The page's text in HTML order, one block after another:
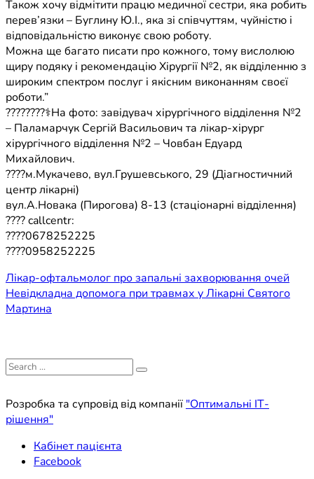
Також хочу відмітити працю медичної сестри, яка робить
перев’язки – Буглину Ю.І., яка зі співчуттям, чуйністю і
відповідальністю виконує свою роботу.
Можна ще багато писати про кожного, тому вислолюю
щиру подяку і рекомендацію Хірургії №2, як відділенню з
широким спектром послуг і якісним виконанням своєї
роботи.”
????????‍⚕️На фото: завідувач хірургічного відділення №2
– Паламарчук Сергій Васильович та лікар-хірург
хірургічного відділення №2 – Човбан Едуард
Михайлович.
????м.Мукачево, вул.Грушевського, 29 (Діагностичний
центр лікарні)
вул.А.Новака (Пирогова) 8-13 (стаціонарні відділення)
???? callcentr:
????0678252225
????0958252225
Навігація
записів
Лікар-офтальмолог про запальні захворювання очей
Невідкладна допомога при травмах у Лікарні Святого
Мартина
Search
Розробка та супровід від компанії "Оптимальні ІТ-
рішення"
Кабінет пацієнта
Facebook